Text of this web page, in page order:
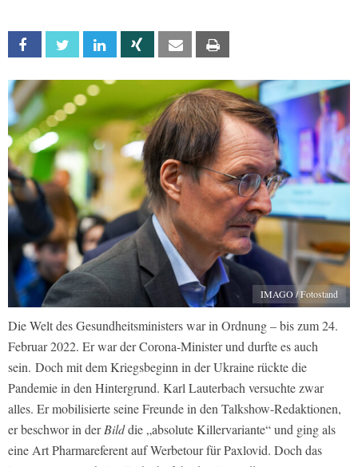
Facebook Twitter Linkedin Xing Email
IMAGO / Fotostand
Die Welt des Gesundheitsministers war in Ordnung – bis zum 24.
Februar 2022. Er war der Corona-Minister und durfte es auch
sein. Doch mit dem Kriegsbeginn in der Ukraine rückte die
Pandemie in den Hintergrund. Karl Lauterbach versuchte zwar
alles. Er mobilisierte seine Freunde in den Talkshow-Redaktionen,
er beschwor in derBilddie „absolute Killervariante“ und ging als
eine Art Pharmareferent auf Werbetour für Paxlovid. Doch das